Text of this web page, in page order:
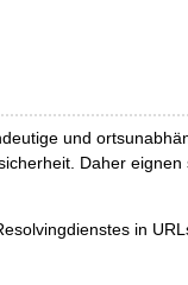
und
Daher
in